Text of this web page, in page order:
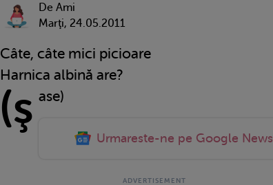
De Ami
Marţi, 24.05.2011
Câte, câte mici picioare
Harnica albină are?
(ş ase)
Urmareste-ne pe Google News